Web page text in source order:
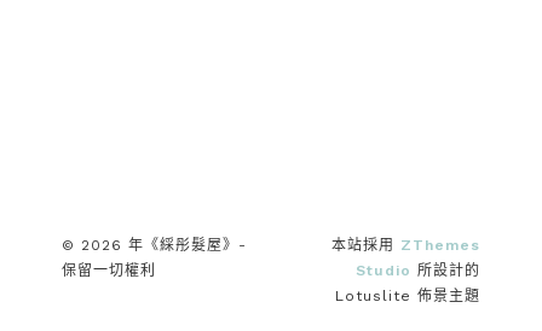
© 2026 年《綵彤髮屋》-
保留一切權利
本站採用 ZThemes
Studio 所設計的
Lotuslite 佈景主題